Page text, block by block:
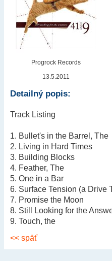
Progrock Records
13.5.2011
Detailný popis:
Track Listing
1. Bullet's in the Barrel, The
2. Living in Hard Times
3. Building Blocks
4. Feather, The
5. One in a Bar
6. Surface Tension (a Drive
7. Promise the Moon
8. Still Looking for the
9. Touch, the
<< späť